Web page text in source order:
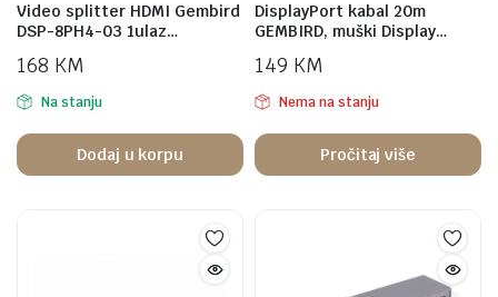
Video splitter HDMI Gembird
DSP-8PH4-03 1ulaz…
168 KM
Na stanju
Dodaj u korpu
DisplayPort kabal 20m
GEMBIRD, muški Display…
149 KM
Nema na stanju
Pročitaj više